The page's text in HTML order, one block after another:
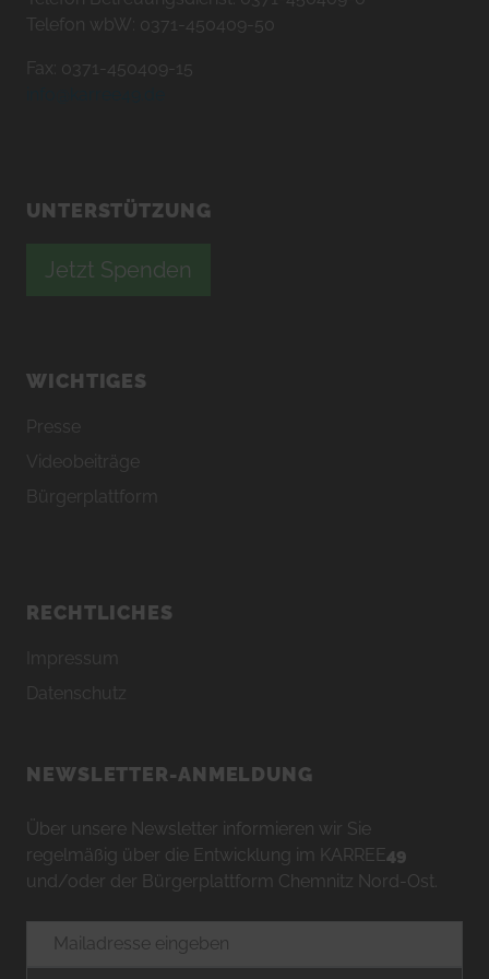
Telefon wbW: 0371-450409-50
Fax: 0371-450409-15
UNTERSTÜTZUNG
Jetzt Spenden
WICHTIGES
Presse
Videobeiträge
Bürgerplattform
RECHTLICHES
Impressum
Datenschutz
NEWSLETTER-ANMELDUNG
Über unsere Newsletter informieren wir Sie
regelmäßig über die Entwicklung im KARREE49
und/oder der Bürgerplattform Chemnitz Nord-Ost.
E-Mailadresse